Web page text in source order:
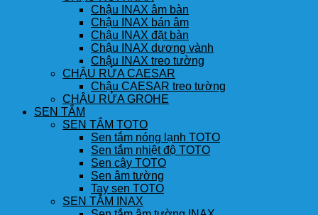
Chậu INAX âm bàn
Chậu INAX bán âm
Chậu INAX đặt bàn
Chậu INAX dương vành
Chậu INAX treo tường
CHẬU RỬA CAESAR
Chậu CAESAR treo tường
CHẬU RỬA GROHE
SEN TẮM
SEN TẮM TOTO
Sen tắm nóng lạnh TOTO
Sen tắm nhiệt độ TOTO
Sen cây TOTO
Sen âm tường
Tay sen TOTO
SEN TẮM INAX